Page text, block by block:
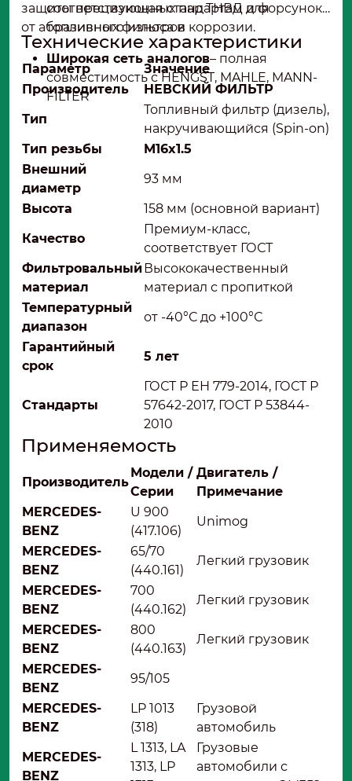
соответствующая стандартам для
топливных фильтров
Широкая сеть аналогов– полная
совместимость с HENGST, MAHLE, MANN-
FILTER
защиты прецизионных пар ТНВД и форсунок
от абразивного износа и коррозии.
Технические характеристики
Параметр
Значение
Производитель
НЕВСКИЙ ФИЛЬТР
Тип
Топливный фильтр (дизель),
накручивающийся (Spin-on)
Тип резьбы
M16x1.5
Внешний
диаметр
93 мм
Высота
158 мм (основной вариант)
Качество
Премиум-класс,
соответствует ГОСТ
Фильтровальный
материал
Высококачественный
материал с пропиткой
Температурный
диапазон
от -40°С до +100°С
Гарантийный
срок
5 лет
Стандарты
ГОСТ Р ЕН 779-2014, ГОСТ Р
57642-2017, ГОСТ Р 53844-
2010
Применяемость
Производитель
Модели /
Серии
Двигатель /
Примечание
MERCEDES-
BENZ
U 900
(417.106)
Unimog
MERCEDES-
BENZ
65/70
(440.161)
Легкий грузовик
MERCEDES-
BENZ
700
(440.162)
Легкий грузовик
MERCEDES-
BENZ
800
(440.163)
Легкий грузовик
MERCEDES-
BENZ
95/105
MERCEDES-
BENZ
LP 1013
(318)
Грузовой
автомобиль
MERCEDES-
BENZ
L 1313, LA
1313, LP
Грузовые
автомобили с